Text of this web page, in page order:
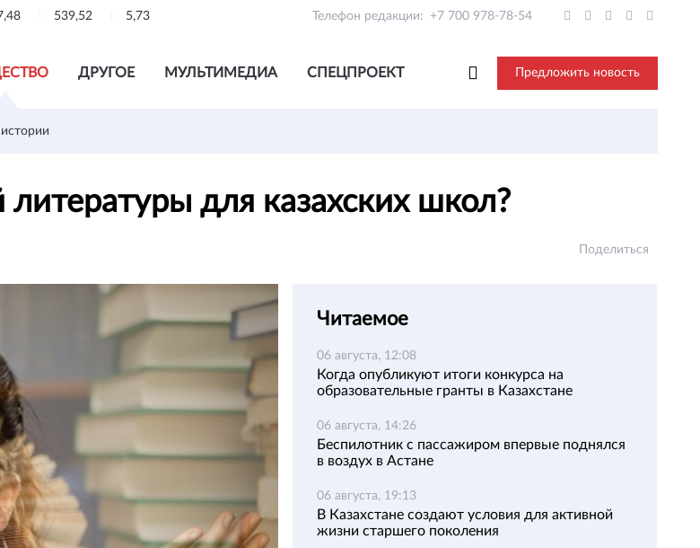
539,52 5,73 Телефон редакции: +7 700 978-78-54
ДРУГОЕ МУЛЬТИМЕДИА СПЕЦПРОЕКТ Предложить новость
литературы для казахских школ?
Поделиться
Читаемое
06 августа, 12:08
Когда опубликуют итоги конкурса на
образовательные гранты в Казахстане
06 августа, 14:26
Беспилотник с пассажиром впервые поднялся
в воздух в Астане
06 августа, 19:13
В Казахстане создают условия для активной
жизни старшего поколения